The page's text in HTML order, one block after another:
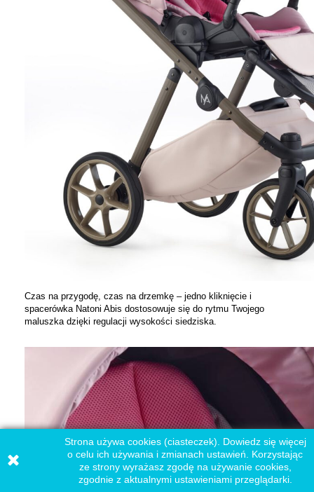
Czas na przygodę, czas na drzemkę – jedno kliknięcie i
spacerówka Natoni Abis dostosowuje się do rytmu Twojego
maluszka dzięki regulacji wysokości siedziska.
Strona używa cookies (ciasteczek). Dowiedz się więcej
o celu ich używania i zmianach ustawień. Korzystając
ze strony wyrażasz zgodę na używanie cookies,
zgodnie z aktualnymi ustawieniami przeglądarki.